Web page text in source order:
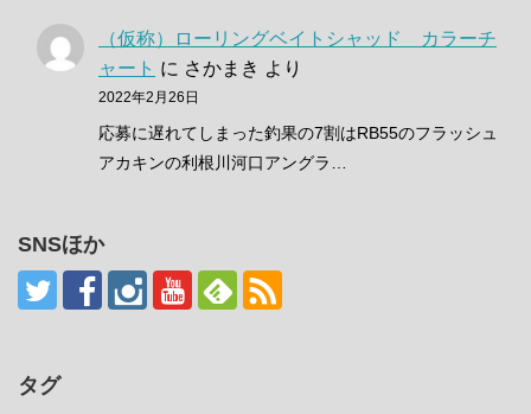
（仮称）ローリングベイトシャッド カラーチ
ャート に さかまき より
2022年2月26日
応募に遅れてしまった釣果の7割はRB55のフラッシュ
アカキンの利根川河口アングラ…
SNSほか
タグ